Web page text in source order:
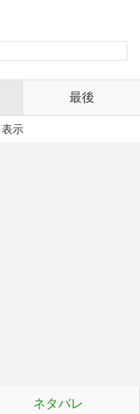
最後
示
ネタバレ